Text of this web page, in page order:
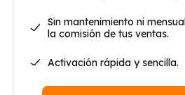
Sin mantenimiento ni
la comisión de tus ventas.
Activación rápida y sencilla.